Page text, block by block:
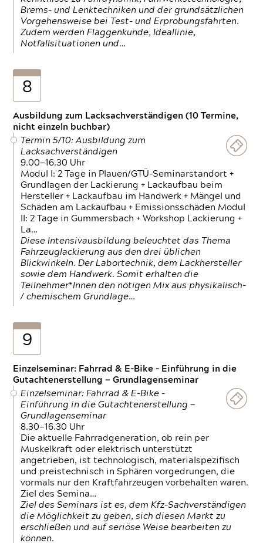
Brems- und Lenktechniken und der grundsätzlichen
Vorgehensweise bei Test- und Erprobungsfahrten.
Zudem werden Flaggenkunde, Ideallinie,
Notfallsituationen und…
8
Ausbildung zum Lacksachverständigen (10 Termine,
nicht einzeln buchbar)
Termin 5/10: Ausbildung zum
Lacksachverständigen
9.00—16.30 Uhr
Modul I: 2 Tage in Plauen/GTÜ-Seminarstandort +
Grundlagen der Lackierung + Lackaufbau beim
Hersteller + Lackaufbau im Handwerk + Mängel und
Schäden am Lackaufbau + Emissionsschäden Modul
II: 2 Tage in Gummersbach + Workshop Lackierung +
La…
Diese Intensivausbildung beleuchtet das Thema
Fahrzeuglackierung aus den drei üblichen
Blickwinkeln. Der Labortechnik, dem Lackhersteller
sowie dem Handwerk. Somit erhalten die
Teilnehmer*Innen den nötigen Mix aus physikalisch-
/ chemischem Grundlage…
9
Einzelseminar: Fahrrad & E-Bike - Einführung in die
Gutachtenerstellung — Grundlagenseminar
Einzelseminar: Fahrrad & E-Bike -
Einführung in die Gutachtenerstellung —
Grundlagenseminar
8.30—16.30 Uhr
Die aktuelle Fahrradgeneration, ob rein per
Muskelkraft oder elektrisch unterstützt
angetrieben, ist technologisch, materialspezifisch
und preistechnisch in Sphären vorgedrungen, die
vormals nur den Kraftfahrzeugen vorbehalten waren.
Ziel des Semina…
Ziel des Seminars ist es, dem Kfz-Sachverständigen
die Möglichkeit zu geben, sich diesen Markt zu
erschließen und auf seriöse Weise bearbeiten zu
können.